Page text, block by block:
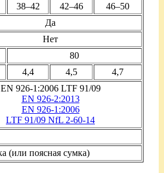
38–42 42–46
46–50
Да
Нет
80
4,4 4,5 4,7
EN 926-1:2006 LTF 91/09
EN 926-2:2013
EN 926-1:2006
LTF 91/09 NfL 2-60-14
(или поясная сумка)